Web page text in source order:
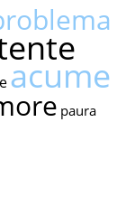
acume
paura